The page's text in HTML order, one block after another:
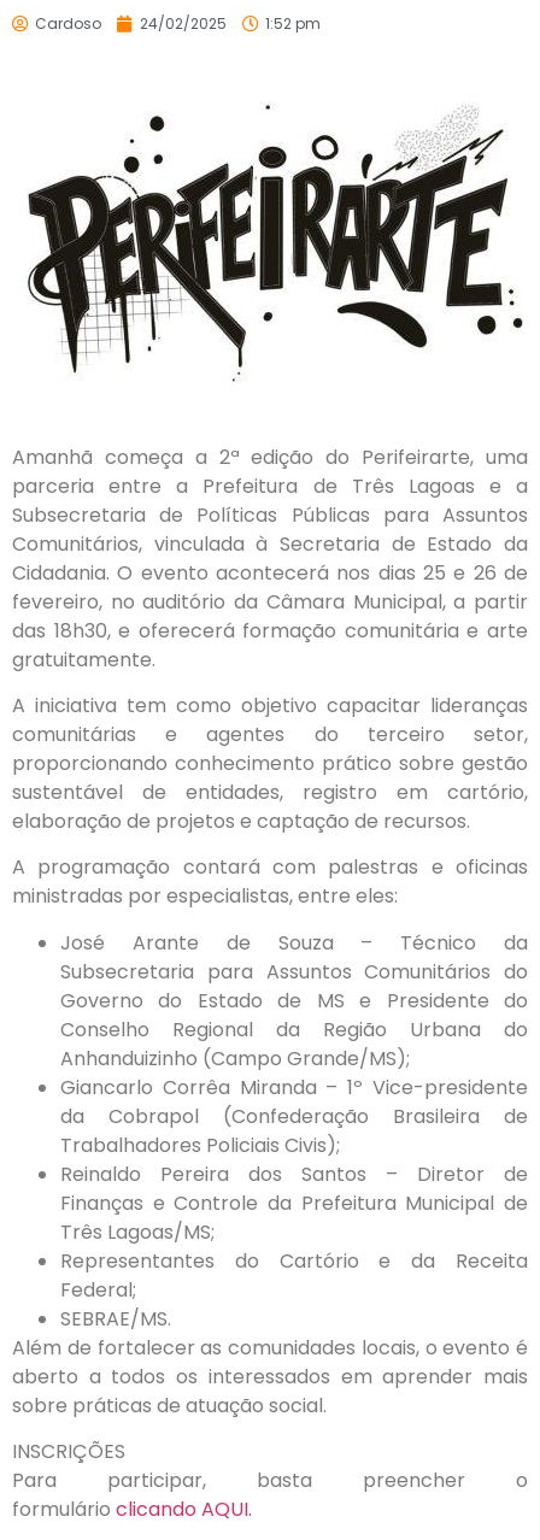
Cardoso 24/02/2025 1:52 pm
Amanhã começa a 2ª edição do Perifeirarte, uma
parceria entre a Prefeitura de Três Lagoas e a
Subsecretaria de Políticas Públicas para Assuntos
Comunitários, vinculada à Secretaria de Estado da
Cidadania. O evento acontecerá nos dias 25 e 26 de
fevereiro, no auditório da Câmara Municipal, a partir
das 18h30, e oferecerá formação comunitária e arte
gratuitamente.
A iniciativa tem como objetivo capacitar lideranças
comunitárias e agentes do terceiro setor,
proporcionando conhecimento prático sobre gestão
sustentável de entidades, registro em cartório,
elaboração de projetos e captação de recursos.
A programação contará com palestras e oficinas
ministradas por especialistas, entre eles:
José Arante de Souza – Técnico da
Subsecretaria para Assuntos Comunitários do
Governo do Estado de MS e Presidente do
Conselho Regional da Região Urbana do
Anhanduizinho (Campo Grande/MS);
Giancarlo Corrêa Miranda – 1º Vice-presidente
da Cobrapol (Confederação Brasileira de
Trabalhadores Policiais Civis);
Reinaldo Pereira dos Santos – Diretor de
Finanças e Controle da Prefeitura Municipal de
Três Lagoas/MS;
Representantes do Cartório e da Receita
Federal;
SEBRAE/MS.
Além de fortalecer as comunidades locais, o evento é
aberto a todos os interessados em aprender mais
sobre práticas de atuação social.
INSCRIÇÕES
Para participar, basta preencher o
formulário clicando AQUI.